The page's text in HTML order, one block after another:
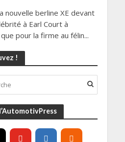
nouvelle berline XE devant
à Earl Court à
pour la firme au félin...
!